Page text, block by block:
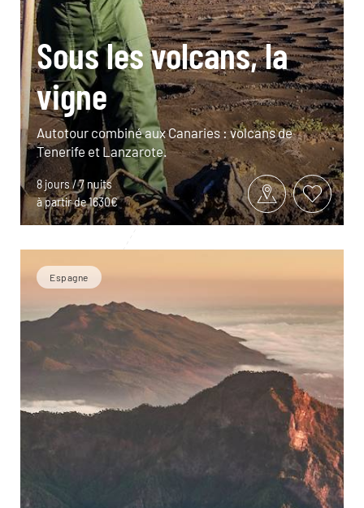
Sous les volcans, la
vigne
Autotour combiné aux Canaries : volcans de
Tenerife et Lanzarote.
8 jours / 7 nuits
à partir de 1630€
Espagne